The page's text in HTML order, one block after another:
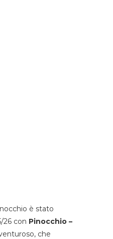
è stato
26 con Pinocchio –
che